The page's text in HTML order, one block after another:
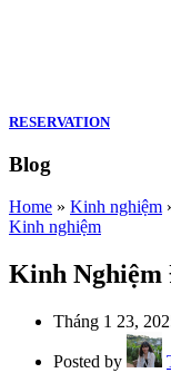
RESERVATION
Blog
Home » Kinh nghiệm
Kinh nghiệm
Kinh Nghiệm
Tháng 1 23,
Posted by